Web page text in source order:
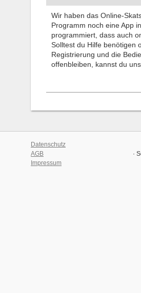
Wir haben das Online-
Programm noch eine App
programmiert, dass auch
Solltest du Hilfe benötigen
Registrierung und die
offenbleiben, kannst du
Datenschutz
AGB
Impressum
·